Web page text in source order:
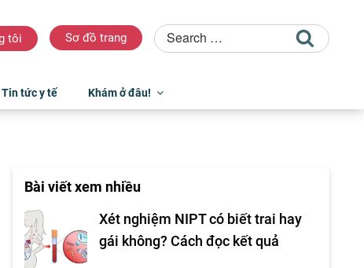
tôi Sơ đồ trang
Tin tức y tế Khám ở đâu!
Bài viết xem nhiều
Xét nghiệm NIPT có biết trai hay
gái không? Cách đọc kết quả